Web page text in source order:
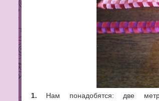
1. Нам понадобятся: две